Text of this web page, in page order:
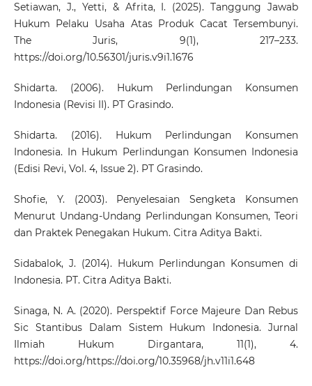
Setiawan, J., Yetti, & Afrita, I. (2025). Tanggung Jawab
Hukum Pelaku Usaha Atas Produk Cacat Tersembunyi.
The Juris, 9(1), 217–233.
https://doi.org/10.56301/juris.v9i1.1676
Shidarta. (2006). Hukum Perlindungan Konsumen
Indonesia (Revisi II). PT Grasindo.
Shidarta. (2016). Hukum Perlindungan Konsumen
Indonesia. In Hukum Perlindungan Konsumen Indonesia
(Edisi Revi, Vol. 4, Issue 2). PT Grasindo.
Shofie, Y. (2003). Penyelesaian Sengketa Konsumen
Menurut Undang-Undang Perlindungan Konsumen, Teori
dan Praktek Penegakan Hukum. Citra Aditya Bakti.
Sidabalok, J. (2014). Hukum Perlindungan Konsumen di
Indonesia. PT. Citra Aditya Bakti.
Sinaga, N. A. (2020). Perspektif Force Majeure Dan Rebus
Sic Stantibus Dalam Sistem Hukum Indonesia. Jurnal
Ilmiah Hukum Dirgantara, 11(1), 4.
https://doi.org/https://doi.org/10.35968/jh.v11i1.648